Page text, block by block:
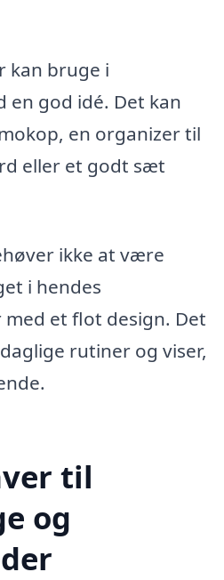
kan bruge i
en god idé. Det kan
en organizer til
eller et godt sæt
ikke at være
i hendes
et flot design. Det
rutiner og viser,
til
og